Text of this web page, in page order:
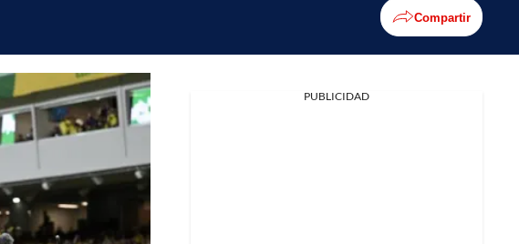
Compartir
PUBLICIDAD